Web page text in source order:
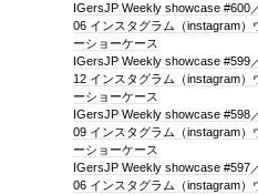
IGersJP Weekly showcase #600
06 インスタグラム（instagram）
ーショーケース
IGersJP Weekly showcase #599
12 インスタグラム（instagram）
ーショーケース
IGersJP Weekly showcase #598
09 インスタグラム（instagram）
ーショーケース
IGersJP Weekly showcase #597
06 インスタグラム（instagram）